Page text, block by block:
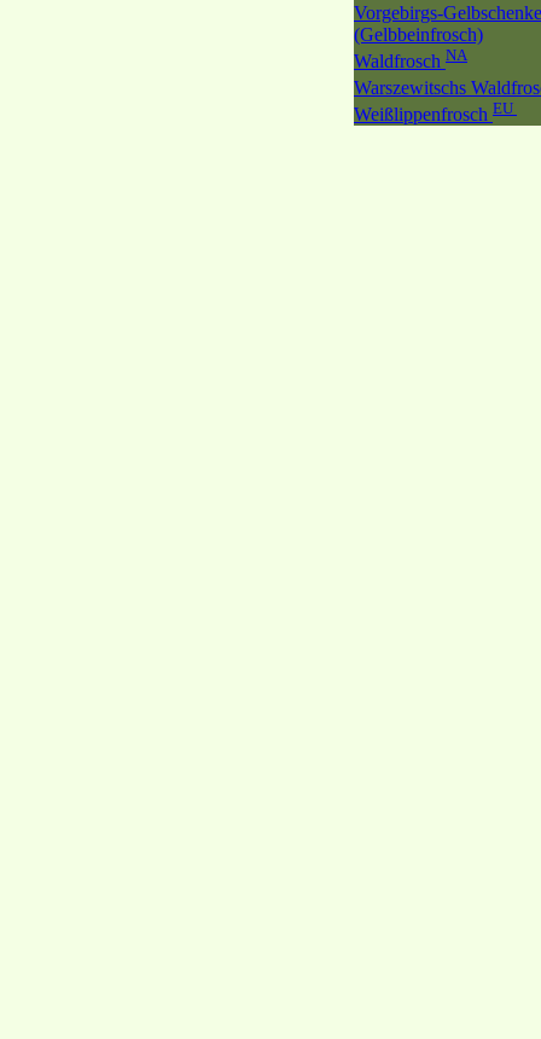
Vorgebirgs-
(Gelbbeinfrosch)
Waldfrosch NA
Warszewitschs
Weißlippenfrosch EU